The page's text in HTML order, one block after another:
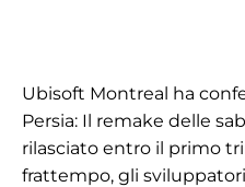
Ubisoft Montreal ha
Persia: Il remake delle
rilasciato entro il primo
frattempo, gli